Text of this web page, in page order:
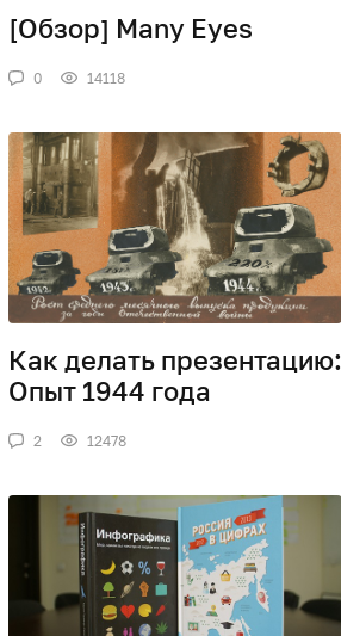
[Обзор] Many Eyes
0 14118
Как делать презентацию:
Опыт 1944 года
2 12478